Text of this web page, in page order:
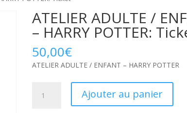
ATELIER ADULTE /
– HARRY POTTER:
50,00€
ATELIER ADULTE / ENFANT – HARRY POTTER
Ajouter au panier